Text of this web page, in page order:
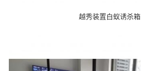
越秀装置白蚁诱杀箱